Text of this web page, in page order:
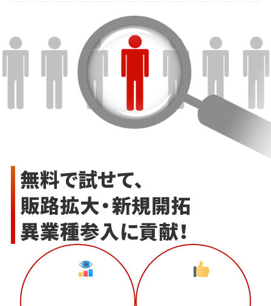
無料で試せて、
販路拡大・新規開拓
異業種参入に貢献！